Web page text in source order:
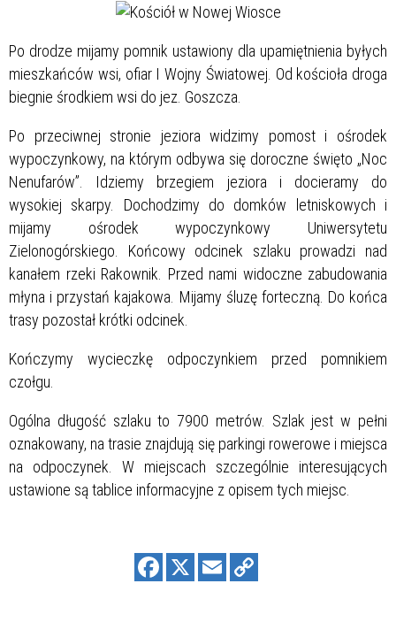
Po drodze mijamy pomnik ustawiony dla upamiętnienia byłych
mieszkańców wsi, ofiar I Wojny Światowej. Od kościoła droga
biegnie środkiem wsi do jez. Goszcza.
Po przeciwnej stronie jeziora widzimy pomost i ośrodek
wypoczynkowy, na którym odbywa się doroczne święto „Noc
Nenufarów”. Idziemy brzegiem jeziora i docieramy do
wysokiej skarpy. Dochodzimy do domków letniskowych i
mijamy ośrodek wypoczynkowy Uniwersytetu
Zielonogórskiego. Końcowy odcinek szlaku prowadzi nad
kanałem rzeki Rakownik. Przed nami widoczne zabudowania
młyna i przystań kajakowa. Mijamy śluzę forteczną. Do końca
trasy pozostał krótki odcinek.
Kończymy wycieczkę odpoczynkiem przed pomnikiem
czołgu.
Ogólna długość szlaku to 7900 metrów. Szlak jest w pełni
oznakowany, na trasie znajdują się parkingi rowerowe i miejsca
na odpoczynek. W miejscach szczególnie interesujących
ustawione są tablice informacyjne z opisem tych miejsc.